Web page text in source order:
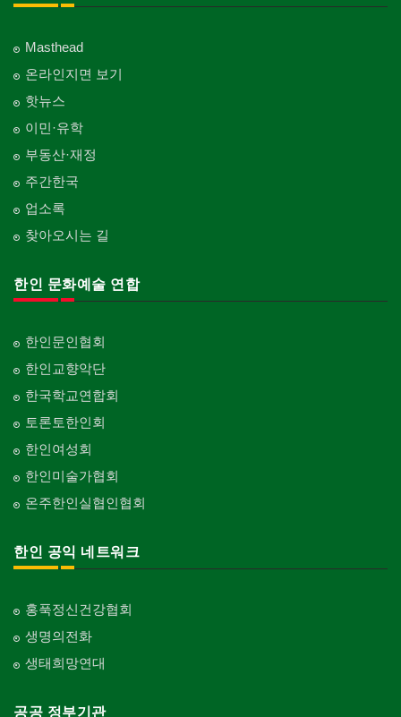
Masthead
온라인지면 보기
핫뉴스
이민·유학
부동산·재정
주간한국
업소록
찾아오시는 길
한인 문화예술 연합
한인문인협회
한인교향악단
한국학교연합회
토론토한인회
한인여성회
한인미술가협회
온주한인실협인협회
한인 공익 네트워크
홍푹정신건강협회
생명의전화
생태희망연대
공공 정부기관